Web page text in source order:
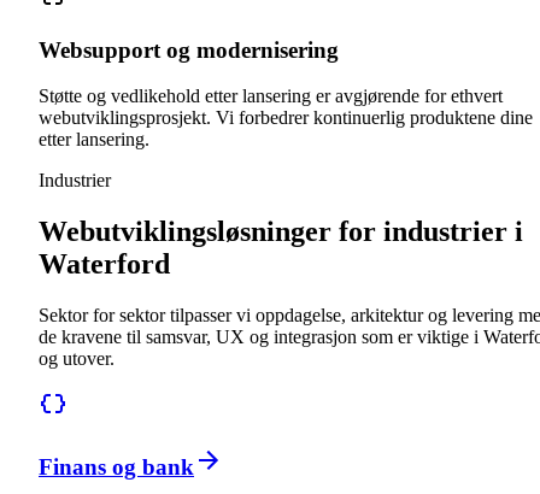
Websupport og modernisering
Støtte og vedlikehold etter lansering er avgjørende for ethvert
webutviklingsprosjekt. Vi forbedrer kontinuerlig produktene dine
etter lansering.
Industrier
Webutviklingsløsninger for industrier i
Waterford
Sektor for sektor tilpasser vi oppdagelse, arkitektur og levering
de kravene til samsvar, UX og integrasjon som er viktige i
og utover.
Finans og bank